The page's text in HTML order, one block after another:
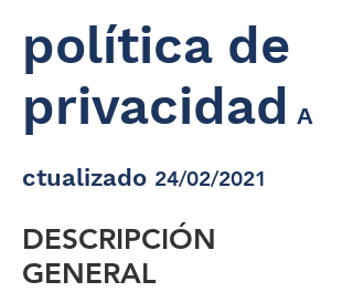
política de
privacidad A
ctualizado 24/02/2021
DESCRIPCIÓN
GENERAL